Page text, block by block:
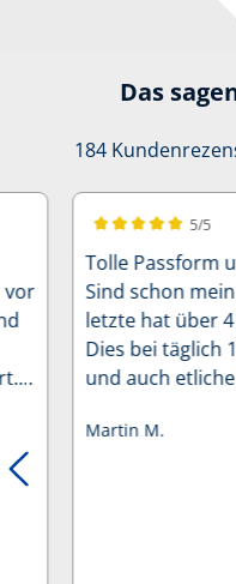
Das
184
vor
5/5
Tolle Passform
Sind schon
letzte hat über
Dies bei täglich
und auch
mit bestem
Martin M.